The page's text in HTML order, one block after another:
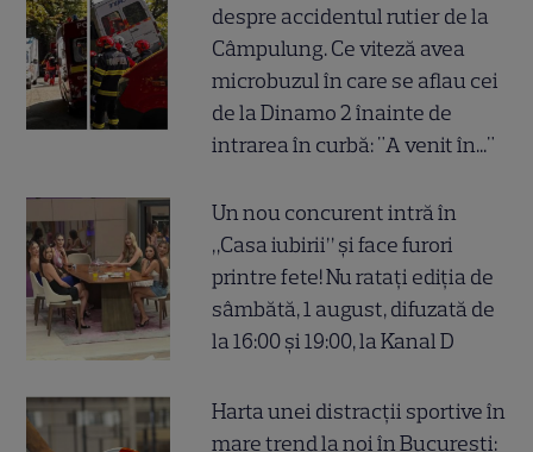
despre accidentul rutier de la
Câmpulung. Ce viteză avea
microbuzul în care se aflau cei
de la Dinamo 2 înainte de
intrarea în curbă: "A venit în..."
Un nou concurent intră în
„Casa iubirii” și face furori
printre fete! Nu ratați ediția de
sâmbătă, 1 august, difuzată de
la 16:00 și 19:00, la Kanal D
Harta unei distracții sportive în
mare trend la noi în București: